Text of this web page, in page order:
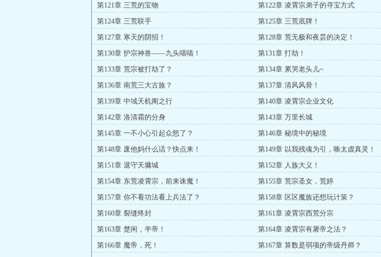
第121章 三荒的宝物 第122章 凌霄宗弟子的寻宝方式
第124章 三荒联手 第125章 三荒底牌！
第127章 寒天的阴招！ 第128章 荒无极和夜昙的决定！
第130章 护宗神兽——九头喵喵！ 第131章 打劫！
第133章 荒宗被打劫了？ 第134章 累哭老头儿~
第136章 南荒三大古族？ 第137章 清风风骨！
第139章 中域天机阁之行 第140章 凌霄宗企业文化
第142章 洛清霜的分身 第143章 万里长城
第145章 一不小心引起众怒了？ 第146章 秘境中的秘境
第148章 废他妈什么话？快点来！ 第149章 以我残魂为引，唤太虚真灵！
第151章 退守天墉城 第152章 人族大义！
第154章 东荒凌霄宗，前来诛魔！ 第155章 荒宗圣女，荒婷
第157章 你不看功法看上兵法了？ 第158章 区区魔族还想玩计策？
第160章 裂缝终封 第161章 凌霄宗西荒分宗
第163章 楚闲，半帝！ 第164章 凌霄宗有屠帝之法？
第166章 魔帝，死！ 第167章 算数是弱项的帝级丹师？